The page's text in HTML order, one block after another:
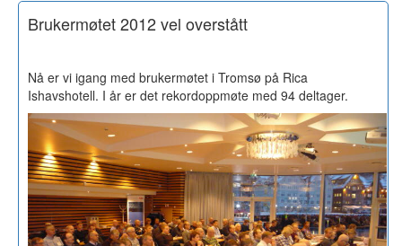
Brukermøtet 2012 vel overstått
Nå er vi igang med brukermøtet i Tromsø på Rica
Ishavshotell. I år er det rekordoppmøte med 94 deltager.